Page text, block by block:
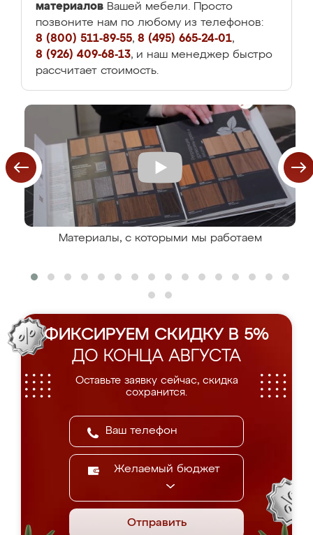
материалов Вашей мебели. Просто
позвоните нам по любому из телефонов:
8 (800) 511-89-55, 8 (495) 665-24-01,
8 (926) 409-68-13, и наш менеджер быстро
рассчитает стоимость.
Материалы, с которыми мы работаем
ФИКСИРУЕМ СКИДКУ В 5%
ДО КОНЦА АВГУСТА
Оставьте заявку сейчас, скидка
сохранится.
Желаемый бюджет
Отправить